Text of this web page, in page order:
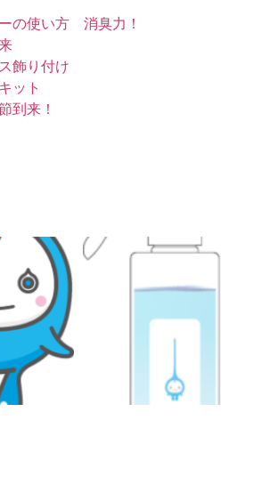
の使い方 消臭力！
飾り付け
ット
到来！